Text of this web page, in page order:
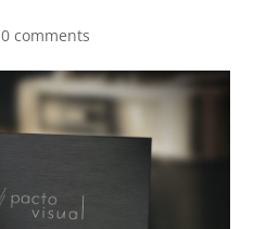
0 comments